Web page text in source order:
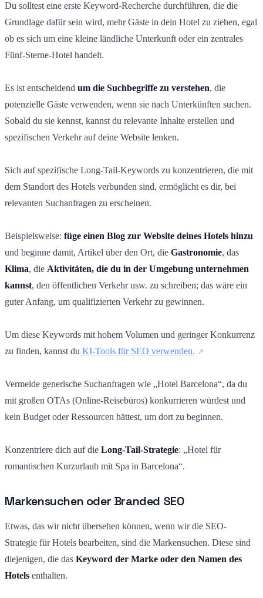
Du solltest eine erste Keyword-Recherche durchführen, die die
Grundlage dafür sein wird, mehr Gäste in dein Hotel zu ziehen, egal
ob es sich um eine kleine ländliche Unterkunft oder ein zentrales
Fünf-Sterne-Hotel handelt.
Es ist entscheidend um die Suchbegriffe zu verstehen, die
potenzielle Gäste verwenden, wenn sie nach Unterkünften suchen.
Sobald du sie kennst, kannst du relevante Inhalte erstellen und
spezifischen Verkehr auf deine Website lenken.
Sich auf spezifische Long-Tail-Keywords zu konzentrieren, die mit
dem Standort des Hotels verbunden sind, ermöglicht es dir, bei
relevanten Suchanfragen zu erscheinen.
Beispielsweise: füge einen Blog zur Website deines Hotels hinzu
und beginne damit, Artikel über den Ort, die Gastronomie, das
Klima, die Aktivitäten, die du in der Umgebung unternehmen
kannst, den öffentlichen Verkehr usw. zu schreiben; das wäre ein
guter Anfang, um qualifizierten Verkehr zu gewinnen.
Um diese Keywords mit hohem Volumen und geringer Konkurrenz
zu finden, kannst du KI-Tools für SEO verwenden.
Vermeide generische Suchanfragen wie „Hotel Barcelona“, da du
mit großen OTAs (Online-Reisebüros) konkurrieren würdest und
kein Budget oder Ressourcen hättest, um dort zu beginnen.
Konzentriere dich auf die Long-Tail-Strategie: „Hotel für
romantischen Kurzurlaub mit Spa in Barcelona“.
Markensuchen oder Branded SEO
Etwas, das wir nicht übersehen können, wenn wir die SEO-
Strategie für Hotels bearbeiten, sind die Markensuchen. Diese sind
diejenigen, die das Keyword der Marke oder den Namen des
Hotels enthalten.